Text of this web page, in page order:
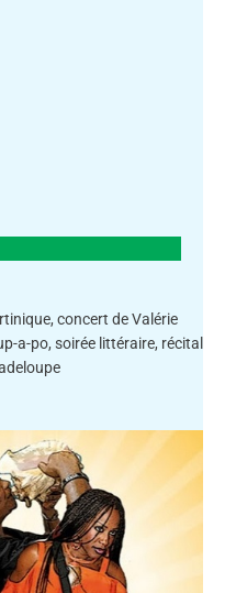
concert de Valérie
a-po, soirée littéraire, récital